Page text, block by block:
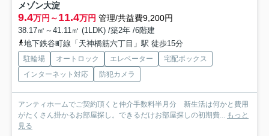
メゾン大淀
9.4万円～11.4万円 管理/共益費9,200円
38.17㎡～41.11㎡ (1LDK) /築2年 /6階建
地下鉄谷町線「天神橋筋六丁目」駅 徒歩15分
駐輪場 オートロック エレベーター
宅配ボックス
インターネット対応
防犯カメラ
アンティホームでご契約頂くと仲介手数料半月分 新生活は何かと費用
がたくさん掛かるお部屋探し。できるだけお部屋探しの初期費... もっと
見る